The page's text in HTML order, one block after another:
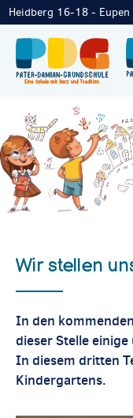
Heidberg 16-18 - Eupen
Wir stellen
In den
dieser Stelle
In diesem dritten
Kindergartens.